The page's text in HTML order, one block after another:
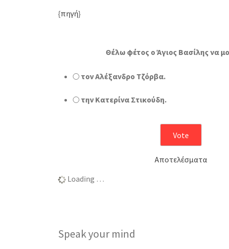
{πηγή}
Θέλω φέτος ο Άγιος Βασίλης να
τον Αλέξανδρο Τζόρβα.
την Κατερίνα Στικούδη.
Αποτελέσματα
Loading …
Speak your mind